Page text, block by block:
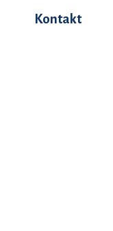
Kontakt